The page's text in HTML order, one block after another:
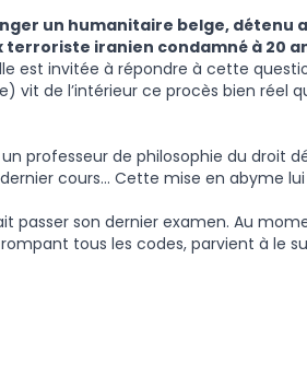
un humanitaire belge,
iranien condamné à 20
est invitée à répondre à cette
vit de l’intérieur ce procès bien réel
professeur de philosophie du droit
cours… Cette mise en abyme
passer son dernier examen. Au
tous les codes, parvient à le